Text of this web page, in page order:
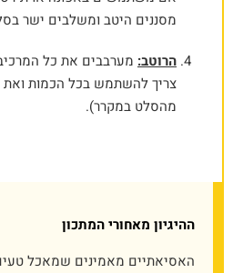
מסננים היטב ומשלבים ישר
הרוטב: מערבבים את כל
צריך להשתמש בכל הכמות ואת
מהסלט במקרר).
ההיגיון מאחורי המתכון